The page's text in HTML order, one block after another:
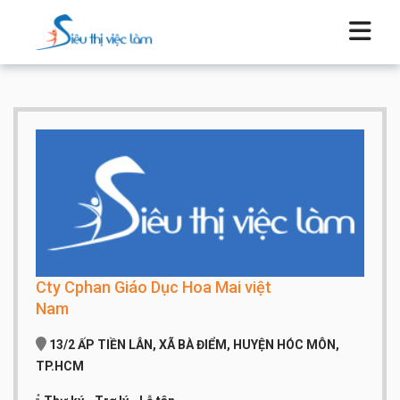
Cty Cphan Giáo Dục Hoa Mai việt
Nam
13/2 ẤP TIỀN LÂN, XÃ BÀ ĐIỂM, HUYỆN HÓC MÔN,
TP.HCM